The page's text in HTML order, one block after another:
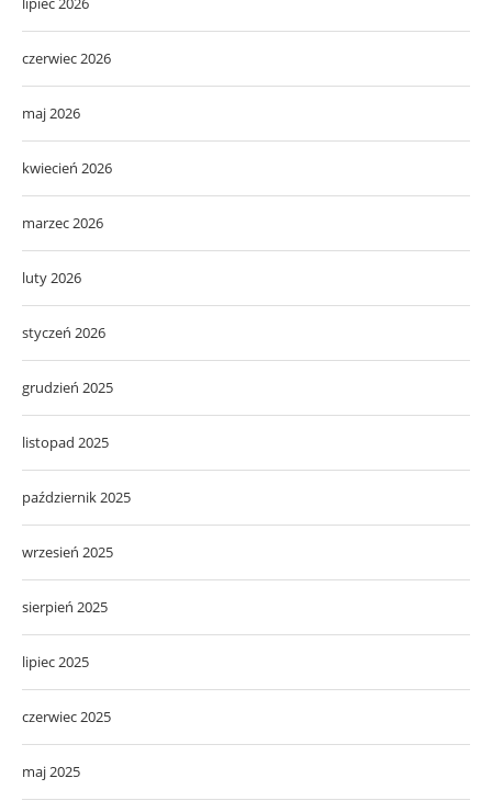
czerwiec 2026
maj 2026
kwiecień 2026
marzec 2026
luty 2026
styczeń 2026
grudzień 2025
listopad 2025
październik 2025
wrzesień 2025
sierpień 2025
lipiec 2025
czerwiec 2025
maj 2025